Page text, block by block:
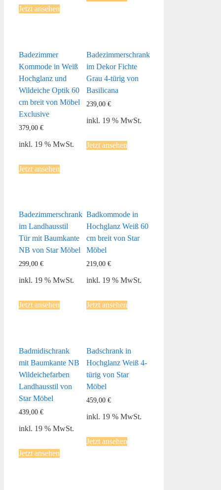
Jetzt ansehen
Badezimmer
Kommode in Weiß
Hochglanz und
Wildeiche Optik 60
cm breit von Möbel
Exclusive
379,00 €
inkl. 19 % MwSt.
Jetzt ansehen
Badezimmerschrank
im Dekor Fichte
Grau 4-türig von
Basilicana
239,00€
inkl. 19 % MwSt.
Jetzt ansehen
Badezimmerschrank
im Landhausstil
Tür mit Baumkante
NB von Star Möbel
299,00 €
inkl. 19 % MwSt.
Jetzt ansehen
Badkommode in
Hochglanz Weiß 60
cm breit von Star
Möbel
219,00€
inkl. 19 % MwSt.
Jetzt ansehen
Badmidischrank
mit Baumkante NB
Wildeichefarben
Landhausstil von
Star Möbel
439,00 €
inkl. 19 % MwSt.
Jetzt ansehen
Badschrank in
Hochglanz Weiß 4-
türig von Star
Möbel
459,00€
inkl. 19 % MwSt.
Jetzt ansehen